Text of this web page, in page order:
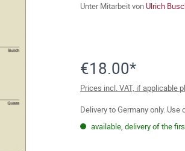
Unter Mitarbeit vonUlrich
€18.00*
Prices incl. VAT, if applicable
Delivery to Germany only. Use
available, delivery of the